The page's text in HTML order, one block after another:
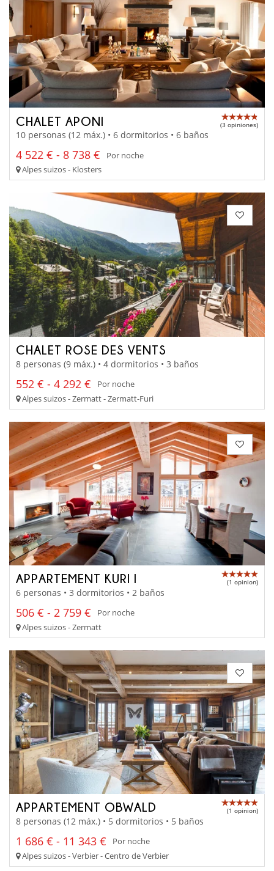
CHALET APONI (3 opiniones)
10 personas (12 máx.) • 6 dormitorios • 6 baños
4 522 € - 8 738 €
Por noche
Alpes suizos - Klosters
CHALET ROSE DES VENTS
8 personas (9 máx.) • 4 dormitorios • 3 baños
552 € - 4 292 €
Por noche
Alpes suizos - Zermatt - Zermatt-Furi
APPARTEMENT KURI I (1 opinion)
6 personas • 3 dormitorios • 2 baños
506 € - 2 759 €
Por noche
Alpes suizos - Zermatt
APPARTEMENT OBWALD (1 opinion)
8 personas (12 máx.) • 5 dormitorios • 5 baños
1 686 € - 11 343 €
Por noche
Alpes suizos - Verbier - Centro de Verbier